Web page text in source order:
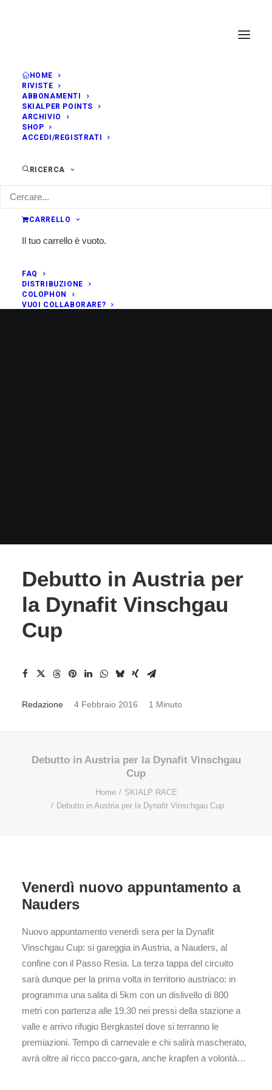
HOME
RIVISTE
ABBONAMENTI
SKIALPER POINTS
ARCHIVIO
SHOP
ACCEDI/REGISTRATI
RICERCA
CARRELLO
Il tuo carrello è vuoto.
FAQ
DISTRIBUZIONE
COLOPHON
VUOI COLLABORARE?
Debutto in Austria per
la Dynafit Vinschgau
Cup
Redazione 4 Febbraio 2016 1 Minuto
Debutto in Austria per la Dynafit Vinschgau
Cup
Home
SKIALP RACE
Debutto in Austria per la Dynafit Vinschgau Cup
Venerdì nuovo appuntamento a
Nauders
Nuovo appuntamento venerdì sera per la Dynafit
Vinschgau Cup: si gareggia in Austria, a Nauders, al
confine con il Passo Resia. La terza tappa del circuito
sarà dunque per la prima volta in territorio austriaco: in
programma una salita di 5km con un dislivello di 800
metri con partenza alle 19.30 nei pressi della stazione a
valle e arrivo rifugio Bergkastel dove si terranno le
premiazioni. Tempo di carnevale e chi salirà mascherato,
avrà oltre al ricco pacco-gara, anche krapfen a volontà…